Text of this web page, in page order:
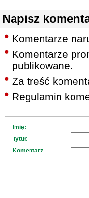
Napisz
Komentarze
Komentarze
publikowane.
Za treść
Regulamin
Imię:
Tytuł:
Komentarz: